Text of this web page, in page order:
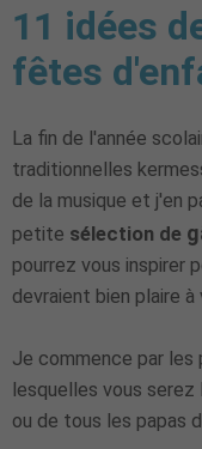
11 idées
fêtes
La fin de l'année
traditionnelles
de la musique et j'en
petite sélection de
pourrez vous inspirer
devraient bien plaire
Je commence par les
lesquelles vous
ou de tous les papas